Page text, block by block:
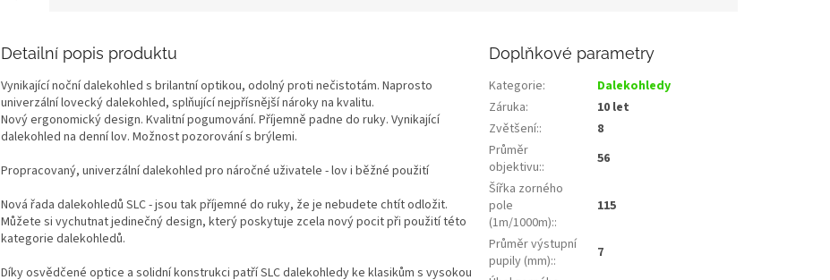
Detailní popis produktu
Vynikající noční dalekohled s brilantní optikou, odolný proti nečistotám. Naprosto
univerzální lovecký dalekohled, splňující nejpřísnější nároky na kvalitu.
Nový ergonomický design. Kvalitní pogumování. Příjemně padne do ruky. Vynikající
dalekohled na denní lov. Možnost pozorování s brýlemi.
Propracovaný, univerzální dalekohled pro náročné uživatele - lov i běžné použití
Nová řada dalekohledů SLC - jsou tak příjemné do ruky, že je nebudete chtít odložit.
Můžete si vychutnat jedinečný design, který poskytuje zcela nový pocit při použití této
kategorie dalekohledů.
Díky osvědčené optice a solidní konstrukci patří SLC dalekohledy ke klasikům s vysokou
Doplňkové parametry
Kategorie:
Dalekohledy
Záruka:
10 let
Zvětšení::
8
Průměr
objektivu::
56
Šířka zorného
pole
(1m/1000m)::
115
Průměr výstupní
pupily (mm)::
7